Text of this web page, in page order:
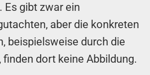
Es gibt zwar ein
aber die konkreten
beispielsweise durch die
dort keine Abbildung.